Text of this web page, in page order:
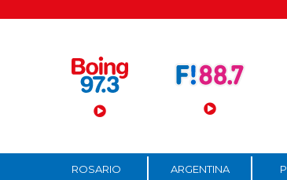
Menú Principal
ROSARIO ARGENTINA